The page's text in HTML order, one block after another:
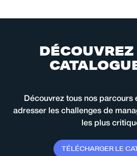
DÉCOUVREZ
CATALOGU
Découvrez tous nos parcours
adresser les challenges de
les plus
TÉLÉCHARGER LE CA